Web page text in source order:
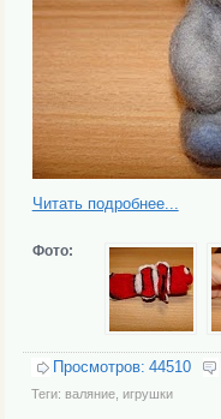
Читать подробнее...
Фото:
Просмотров: 44510
Теги: валяние, игрушки